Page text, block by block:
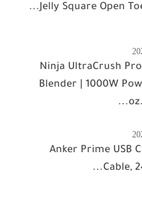
Jelly Square Open Toe
Ninja UltraCrush
Blender | 1000W
Anker Prime USB
Cable,